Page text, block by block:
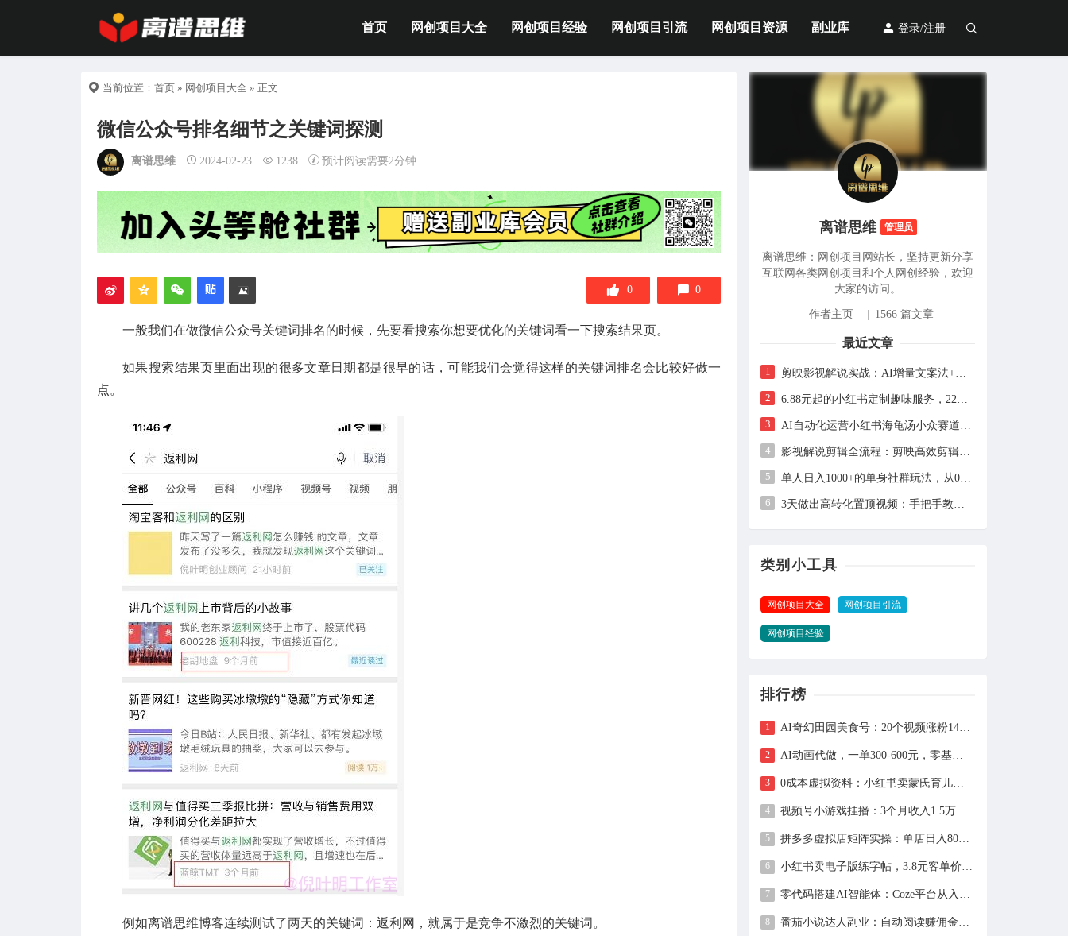
首页 网创项目大全 网创项目经验 网创项目引流 网创项目资源 副业库 登录/注册
当前位置： 首页 » 网创项目大全 » 正文
微信公众号排名细节之关键词探测
离谱思维 2024-02-23 1238 预计阅读需要2分钟
0 0
一般我们在做微信公众号关键词排名的时候，先要看搜索你想要优化的关键词看一下搜索结果页。
如果搜索结果页里面出现的很多文章日期都是很早的话，可能我们会觉得这样的关键词排名会比较好做一
点。
例如离谱思维博客连续测试了两天的关键词：返利网，就属于是竞争不激烈的关键词。
离谱思维 管理员
离谱思维：网创项目网站长，坚持更新分享
互联网各类网创项目和个人网创经验，欢迎
大家的访问。
作者主页 1566 篇文章
最近文章
1 剪映影视解说实战：AI增量文案法+声音克隆，快速上手精选级解说
2 6.88元起的小红书定制趣味服务，227天卖出2万单的实操拆解
3 AI自动化运营小红书海龟汤小众赛道，单号单月实测1.5w+，多账号矩阵操作全解析
4 影视解说剪辑全流程：剪映高效剪辑手法+音画同步实操指南
5 单人日入1000+的单身社群玩法，从0到1全流程拆解，零基础也能照做
6 3天做出高转化置顶视频：手把手教你用AI+日更稳定获客
类别小工具
网创项目大全 网创项目引流
网创项目经验
排行榜